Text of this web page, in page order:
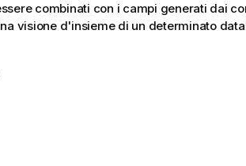
combinati con i campi generati dai
visione d'insieme di un determinato